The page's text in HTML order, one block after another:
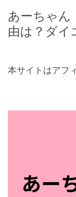
あーちゃん
由は？ダイ
本サイトはアフ